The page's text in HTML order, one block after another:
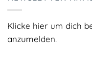
Klicke hier um dich
anzumelden.